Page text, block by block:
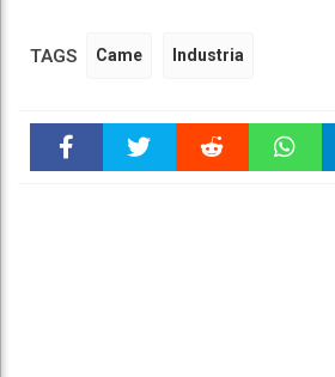
TAGS Came Industria